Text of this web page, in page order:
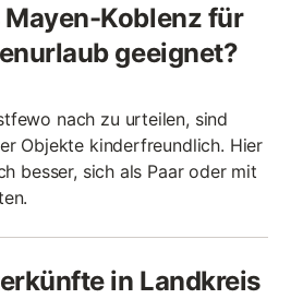
Koblenz für
geeignet?
nach zu urteilen, sind
Objekte kinderfreundlich. Hier
besser, sich als Paar oder mit
in Landkreis